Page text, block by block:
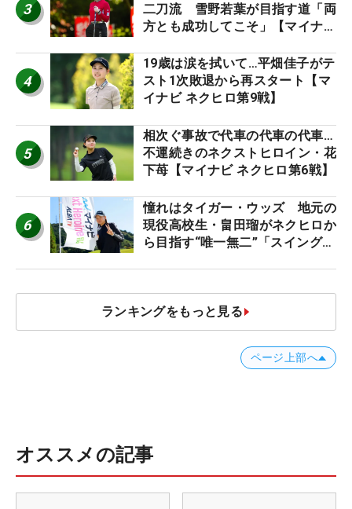
3
二刀流 雪野若葉が目指す道「両
方とも成功してこそ」【マイナビ
4
19歳は涙を拭いて…平畑佳子がテ
スト1次敗退から再スタート【マ
イナビ ネクヒロ第9戦】
5
相次ぐ事故で代車の代車の代車…
不運続きのネクストヒロイン・花
下苺【マイナビ ネクヒロ第6戦】
6
憧れはタイガー・ウッズ 地元の
現役高校生・畠田瑠がネクヒロか
ら目指す“唯一無二”「スイングは
ランキングをもっと見る
ページ上部へ
オススメの記事